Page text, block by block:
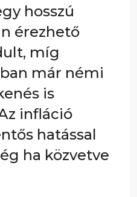
hosszú
érezhető
míg
már némi
is
infláció
hatással
ha közvetve